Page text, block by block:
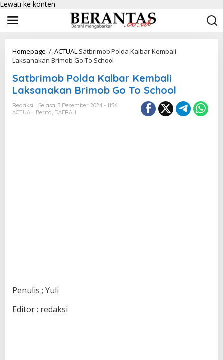
Lewati ke konten
Homepage / ACTUAL Satbrimob Polda Kalbar Kembali
Laksanakan Brimob Go To School
Satbrimob Polda Kalbar Kembali
Laksanakan Brimob Go To School
Redaksi
Selasa, 3 Desember 2024 - 11:36
ACTUAL, Berita, DAERAH
Penulis ; Yuli
Editor : redaksi